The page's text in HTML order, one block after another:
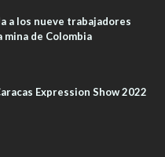
a los nueve trabajadores
mina de Colombia
Expression Show 2022